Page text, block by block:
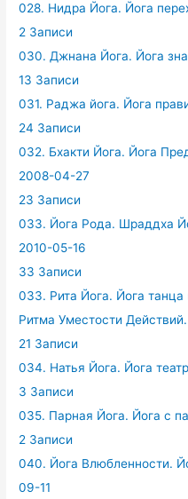
028. Нидра Йога. Йога
2 Записи
030. Джнана Йога. Йога
13 Записи
031. Раджа йога. Йога
24 Записи
032. Бхакти Йога. Йога
2008-04-27
23 Записи
033. Йога Рода. Шраддха
2010-05-16
33 Записи
033. Рита Йога. Йога танца
Ритма Уместости Действий.
21 Записи
034. Натья Йога. Йога
3 Записи
035. Парная Йога. Йога с
2 Записи
040. Йога Влюбленности.
09-11